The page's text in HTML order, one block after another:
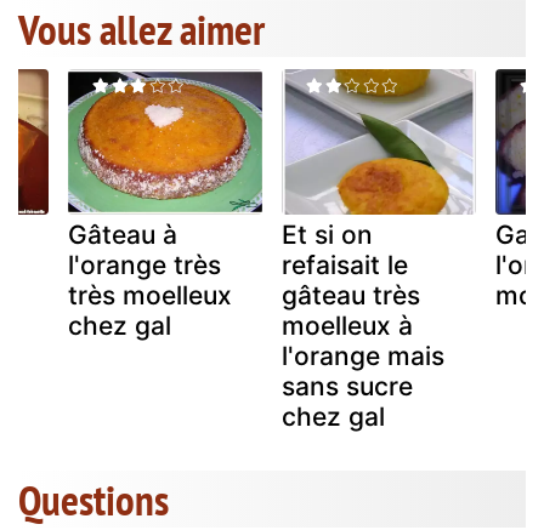
Vous allez aimer
Gâteau à
l'orange très
très moelleux
chez gal
Et si on
refaisait le
gâteau très
moelleux à
l'orange mais
sans sucre
chez gal
Questions